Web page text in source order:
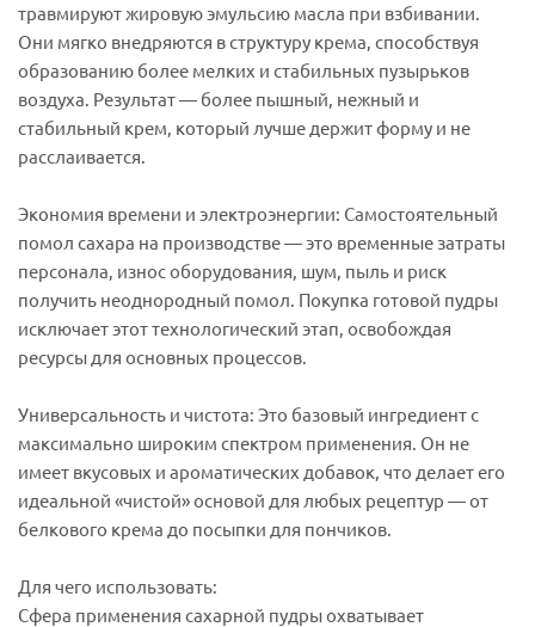
травмируют жировую эмульсию масла при взбивании.
Они мягко внедряются в структуру крема, способствуя
образованию более мелких и стабильных пузырьков
воздуха. Результат — более пышный, нежный и
стабильный крем, который лучше держит форму и не
расслаивается.
Экономия времени и электроэнергии: Самостоятельный
помол сахара на производстве — это временные затраты
персонала, износ оборудования, шум, пыль и риск
получить неоднородный помол. Покупка готовой пудры
исключает этот технологический этап, освобождая
ресурсы для основных процессов.
Универсальность и чистота: Это базовый ингредиент с
максимально широким спектром применения. Он не
имеет вкусовых и ароматических добавок, что делает его
идеальной «чистой» основой для любых рецептур — от
белкового крема до посыпки для пончиков.
Для чего использовать:
Сфера применения сахарной пудры охватывает